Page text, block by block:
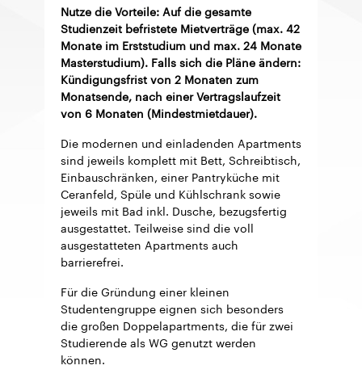
Nutze die Vorteile: Auf die gesamte
Studienzeit befristete Mietverträge (max. 42
Monate im Erststudium und max. 24 Monate
Masterstudium). Falls sich die Pläne ändern:
Kündigungsfrist von 2 Monaten zum
Monatsende, nach einer Vertragslaufzeit
von 6 Monaten (Mindestmietdauer).
Die modernen und einladenden Apartments
sind jeweils komplett mit Bett, Schreibtisch,
Einbauschränken, einer Pantryküche mit
Ceranfeld, Spüle und Kühlschrank sowie
jeweils mit Bad inkl. Dusche, bezugsfertig
ausgestattet. Teilweise sind die voll
ausgestatteten Apartments auch
barrierefrei.
Für die Gründung einer kleinen
Studentengruppe eignen sich besonders
die großen Doppelapartments, die für zwei
Studierende als WG genutzt werden
können.